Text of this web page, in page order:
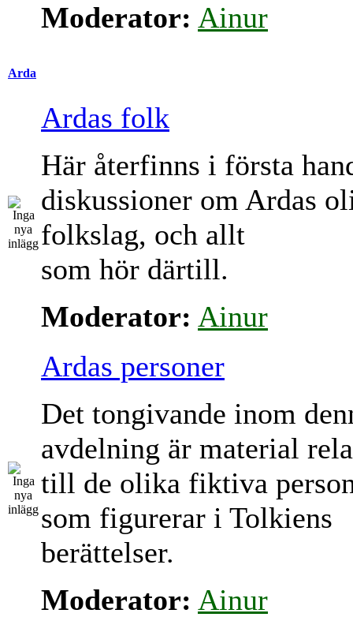
Moderator: Ainur
Arda
Ardas folk
Här återfinns i första
diskussioner om Ardas
folkslag, och allt
som hör därtill.
Moderator: Ainur
Ardas personer
Det tongivande inom
avdelning är material
till de olika fiktiva
som figurerar i Tolkiens
berättelser.
Moderator: Ainur